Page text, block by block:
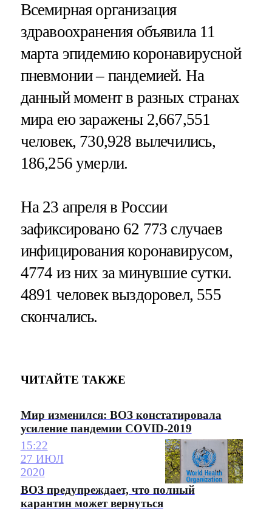
Всемирная организация
здравоохранения объявила 11
марта эпидемию коронавирусной
пневмонии – пандемией. На
данный момент в разных странах
мира ею заражены 2,667,551
человек, 730,928 вылечились,
186,256 умерли.
На 23 апреля в России
зафиксировано 62 773 случаев
инфицирования коронавирусом,
4774 из них за минувшие сутки.
4891 человек выздоровел, 555
скончались.
ЧИТАЙТЕ ТАКЖЕ
Мир изменился: ВОЗ констатировала
усиление пандемии COVID-2019
15:22
27 ИЮЛ
2020
ВОЗ предупреждает, что полный
карантин может вернуться